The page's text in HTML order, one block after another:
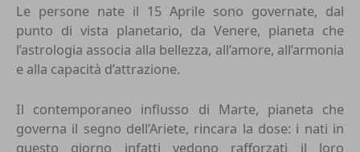
Le persone nate il 15 Aprile sono governate, dal
punto di vista planetario, da Venere, pianeta che
l’astrologia associa alla bellezza, all’amore, all’armonia
e alla capacità d’attrazione.
Il contemporaneo influsso di Marte, pianeta che
governa il segno dell’Ariete, rincara la dose: i nati in
questo giorno infatti vedono rafforzati il loro